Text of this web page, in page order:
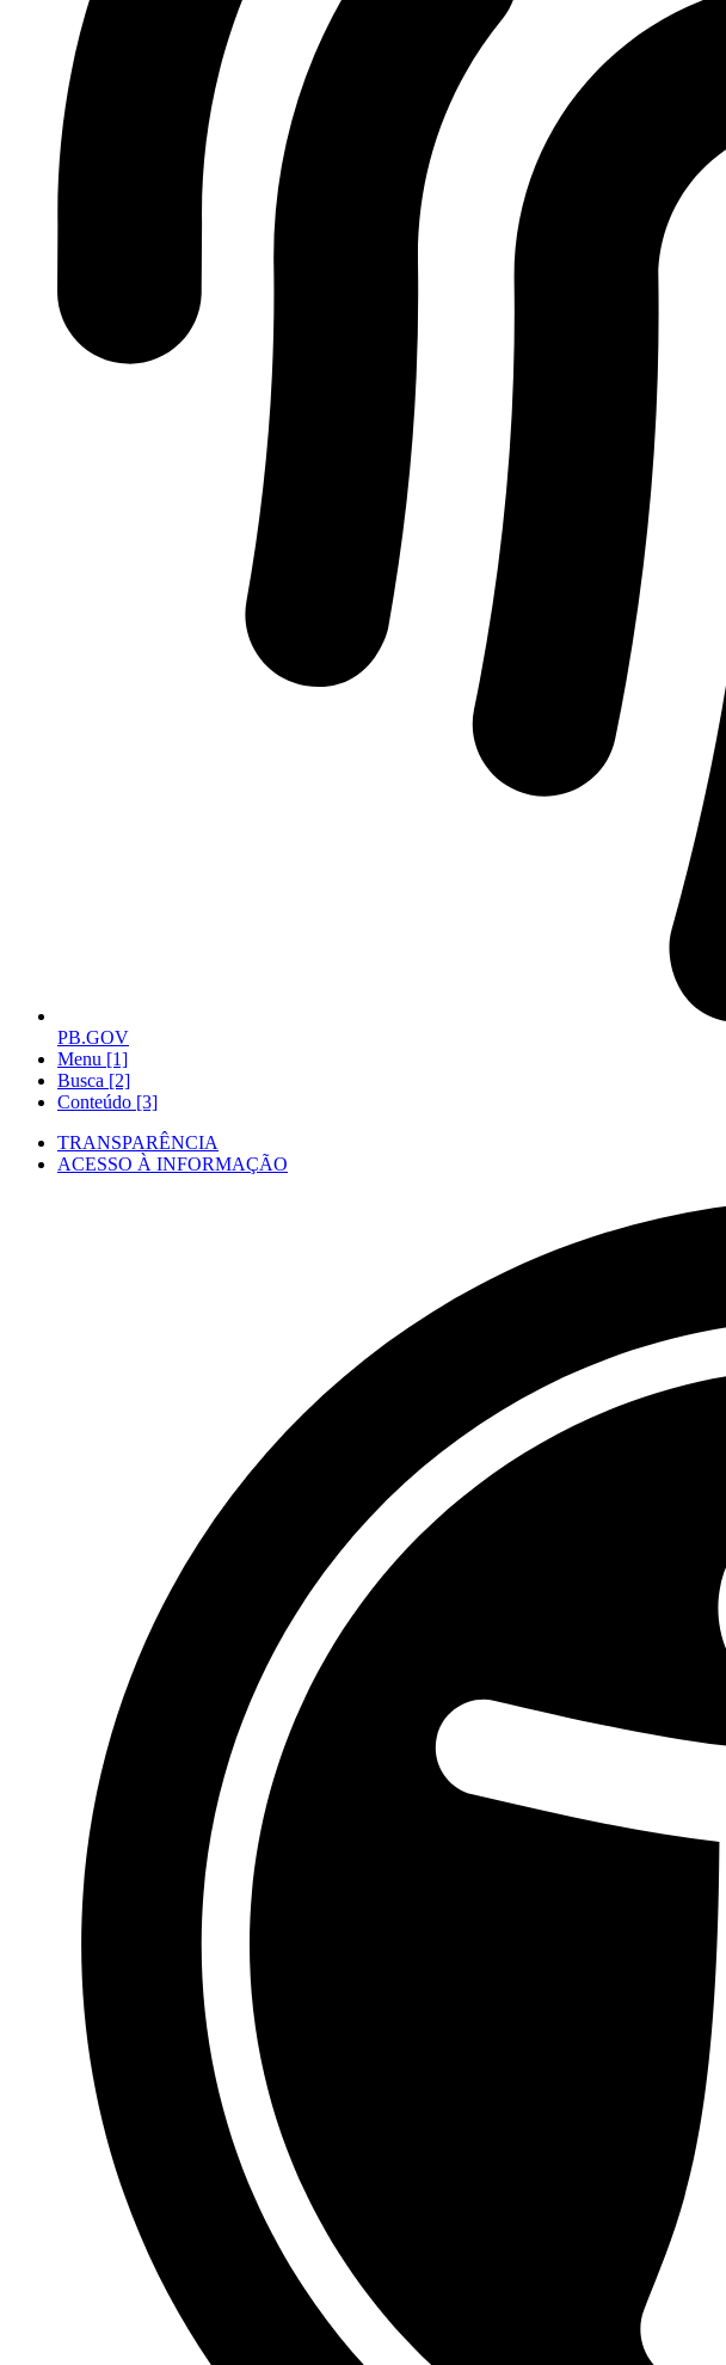
PB.GOV
Menu [1]
Busca [2]
Conteúdo [3]
TRANSPARÊNCIA
ACESSO À INFORMAÇÃO